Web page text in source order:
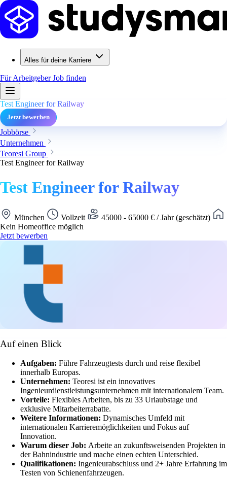
Alles für deine Karriere
Für ArbeitgeberJob finden
Test Engineer for Railway
Jetzt bewerben
Jobbörse
Unternehmen
Teoresi Group
Test Engineer for Railway
Test Engineer for Railway
München Vollzeit
45000 - 65000 € / Jahr (geschätzt)
Kein Homeoffice möglich
Jetzt bewerben
Auf einen Blick
Aufgaben: Führe Fahrzeugtests durch und reise flexibel
innerhalb Europas.
Unternehmen: Teoresi ist ein innovatives
Ingenieurdienstleistungsunternehmen mit internationalem Team.
Vorteile: Flexibles Arbeiten, bis zu 33 Urlaubstage und
exklusive Mitarbeiterrabatte.
Weitere Informationen: Dynamisches Umfeld mit
internationalen Karrieremöglichkeiten und Fokus auf
Innovation.
Warum dieser Job: Arbeite an zukunftsweisenden Projekten in
der Bahnindustrie und mache einen echten Unterschied.
Qualifikationen: Ingenieurabschluss und 2+ Jahre Erfahrung im
Testen von Schienenfahrzeugen.